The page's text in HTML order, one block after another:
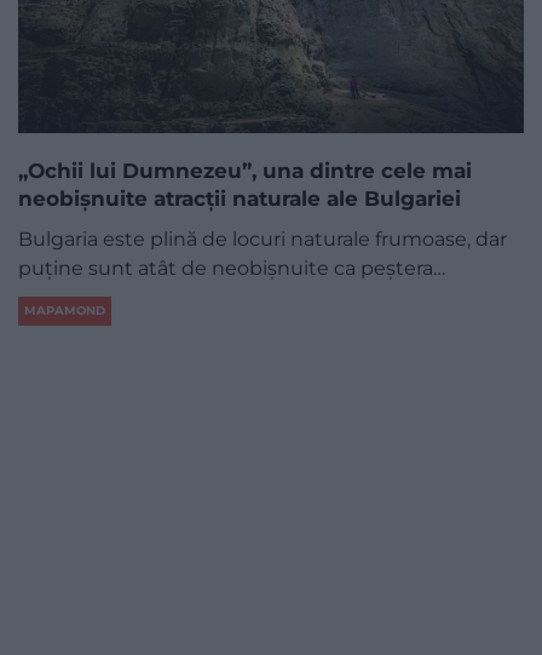
„Ochii lui Dumnezeu”, una dintre cele mai
neobișnuite atracții naturale ale Bulgariei
Bulgaria este plină de locuri naturale frumoase, dar
puține sunt atât de neobișnuite ca peștera…
MAPAMOND